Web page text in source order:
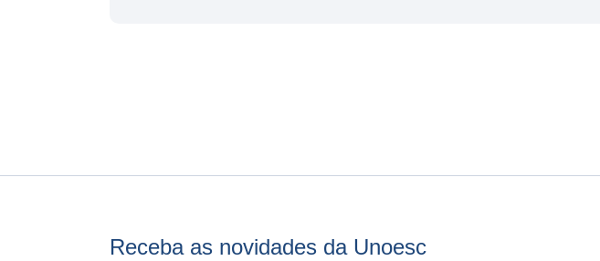
Receba as novidades da Unoesc